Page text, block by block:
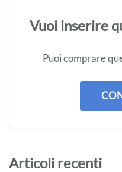
Vuoi inserire
Puoi comprare
Articoli recenti